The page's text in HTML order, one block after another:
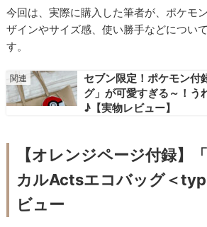
今回は、実際に購入した筆者が、ポケモ
ザインやサイズ感、使い勝手などについ
す。
セブン限定！ポケモン付
グ」が可愛すぎる～！う
♪【実物レビュー】
【オレンジページ付録】
カルActsエコバッグ＜
ビュー